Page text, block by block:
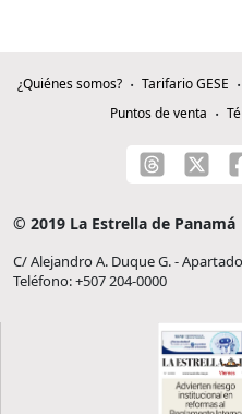
¿Quiénes somos? Tarifario GESE
Puntos de venta
© 2019 La Estrella de Panamá
C/ Alejandro A. Duque G. -
Teléfono: +507 204-0000